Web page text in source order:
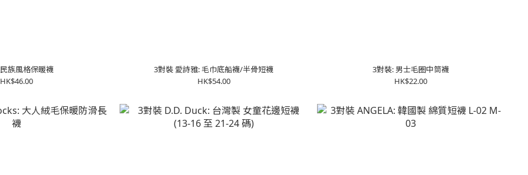
族風格保暖襪
HK$46.00
3對裝 愛詩雅: 毛巾底船襪/半骨短襪
HK$54.00
3對裝: 男士毛圈中筒襪
HK$22.00